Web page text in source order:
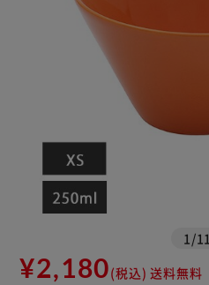
1 /11
¥2,180(税込) 送料無料
※ご確認ください
カートに入れる